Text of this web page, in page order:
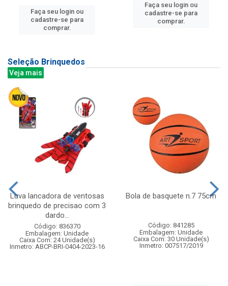
Faça seu login ou
cadastre-se para
comprar.
Faça seu login ou
cadastre-se para
comprar.
Seleção Brinquedos
Veja mais
Luva lancadora de ventosas
brinquedo de precisao com 3
dardo...
Código: 836370
Embalagem: Unidade
Caixa Com: 24 Unidade(s)
Inmetro: ABCP-BRI-0404-2023-16
Bola de basquete n.7 75cm
Código: 841285
Embalagem: Unidade
Caixa Com: 30 Unidade(s)
Inmetro: 007517/2019